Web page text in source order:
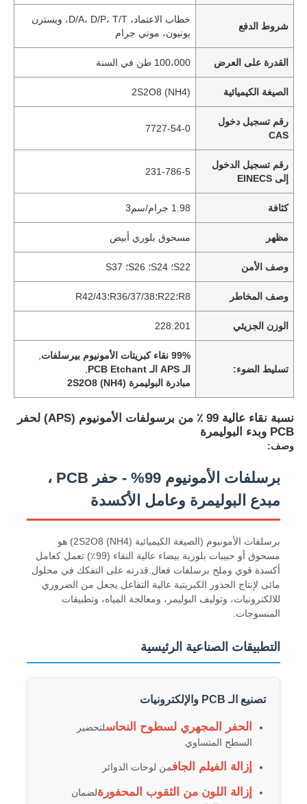
أشرطة فيديو
شروط الدفع
خطاب الاعتماد، D/A، D/P، T/T، ويسترن
يونيون، موني جرام
القدرة على العرض 100،000 طن في السنة
الصيغة الكيميائية (NH4) 2S2O8
رقم تسجيل دخول
CAS
7727-54-0
رقم تسجيل الدخول
إلى EINECS
231-786-5
كثافة 1.98 جرام/سم3
مظهر مسحوق بلوري أبيض
وصف الأمن S22؛ S24؛ S26؛ S37
وصف المخاطر R8؛R22؛R36/37/38؛R42/43
الوزن الجزيئي 228.201
تسليط الضوء:
99% نقاء كبريتات الأمونيوم بيرسلفات
الـ APS الـ PCB Etchant
مبادرة البوليمرة (NH4) 2S2O8
نسبة نقاء عالية 99 ٪ من برسولفات الأمونيوم (APS) لحفر
PCB وبدء البوليمرة
وصف:
برسلفات الأمونيوم 99% - حفر PCB ،
مبدع البوليمرة وعامل الأكسدة
برسلفات الأمونيوم (الصيغة الكيميائية (NH4) 2S2O8) هو
مسحوق أو حبيبات بلورية بيضاء عالية النقاء (99٪) تعمل كعامل
أكسدة قوي وملح برسلفات فعال.قدرته على التفكك في محلول
مائى لإنتاج الجذور الكبريتية عالية التفاعل يجعل من الضروري
للالكترونيات، وتوليف البوليمر، ومعالجة المياه، وتطبيقات
المنسوجات.
التطبيقات الصناعية الرئيسية
تصنيع الـ PCB والإلكترونيات
الحفر المجهري لسطوح النحاسلتحضير
السطح المتساوي
إزالة الفيلم الجافمن لوحات الدوائر
إزالة اللون من الثقوب المحفورةلضمان